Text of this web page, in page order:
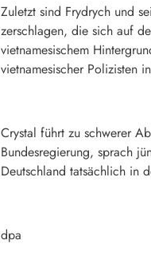
Zuletzt sind Frydrych und
zerschlagen, die sich auf
vietnamesischem
vietnamesischer Polizisten
Crystal führt zu schwerer
Bundesregierung, sprach
Deutschland tatsächlich in
dpa